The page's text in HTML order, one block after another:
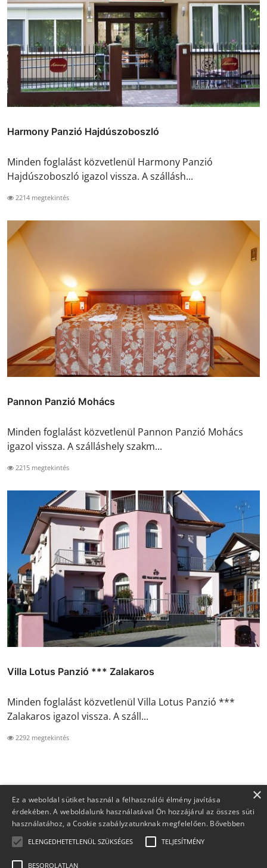
Harmony Panzió Hajdúszoboszló
Minden foglalást közvetlenül Harmony Panzió
Hajdúszoboszló igazol vissza. A szállásh...
2214 megtekintés
Pannon Panzió Mohács
Minden foglalást közvetlenül Pannon Panzió Mohács
igazol vissza. A szálláshely szakm...
2215 megtekintés
Villa Lotus Panzió *** Zalakaros
Minden foglalást közvetlenül Villa Lotus Panzió ***
Zalakaros igazol vissza. A száll...
2292 megtekintés
×
Ez a weboldal sütiket használ a felhasználói élmény javítása
érdekében. A weboldalunk használatával Ön hozzájárul az összes süti
használatához, a Cookie szabályzatunknak megfelelően. Bővebben
ELENGEDHETETLENÜL SZÜKSÉGES TELJESÍTMÉNY
BESOROLATLAN